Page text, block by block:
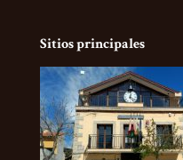
Sitios principales